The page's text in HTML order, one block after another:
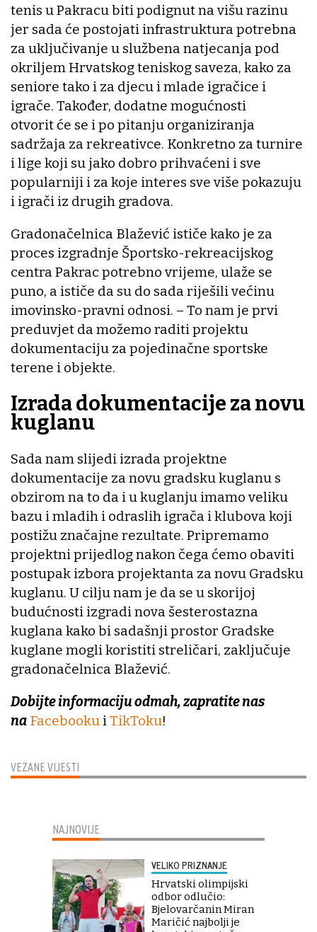
VEZANE VIJESTI
tenis u Pakracu biti podignut na višu razinu
jer sada će postojati infrastruktura potrebna
za uključivanje u službena natjecanja pod
okriljem Hrvatskog teniskog saveza, kako za
seniore tako i za djecu i mlade igračice i
igrače. Također, dodatne mogućnosti
otvorit će se i po pitanju organiziranja
sadržaja za rekreativce. Konkretno za turnire
i lige koji su jako dobro prihvaćeni i sve
popularniji i za koje interes sve više pokazuju
i igrači iz drugih gradova.
Gradonačelnica Blažević ističe kako je za
proces izgradnje Športsko-rekreacijskog
centra Pakrac potrebno vrijeme, ulaže se
puno, a ističe da su do sada riješili većinu
imovinsko-pravni odnosi. – To nam je prvi
preduvjet da možemo raditi projektu
dokumentaciju za pojedinačne sportske
terene i objekte.
Izrada dokumentacije za novu
kuglanu
Sada nam slijedi izrada projektne
dokumentacije za novu gradsku kuglanu s
obzirom na to da i u kuglanju imamo veliku
bazu i mladih i odraslih igrača i klubova koji
postižu značajne rezultate. Pripremamo
projektni prijedlog nakon čega ćemo obaviti
postupak izbora projektanta za novu Gradsku
kuglanu. U cilju nam je da se u skorijoj
budućnosti izgradi nova šesterostazna
kuglana kako bi sadašnji prostor Gradske
kuglane mogli koristiti streličari, zaključuje
gradonačelnica Blažević.
Dobijte informaciju odmah, zapratite nas
na FacebookuiTikToku!
NAJNOVIJE
VELIKO PRIZNANJE
Hrvatski olimpijski
odbor odlučio:
Bjelovarčanin Miran
Maričić najbolji je